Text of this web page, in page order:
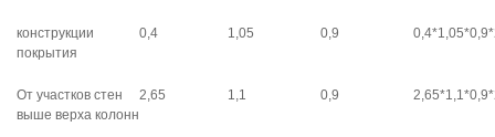
конструкции
покрытия
0,4 1,05 0,9
От участков стен
выше верха колонн
2,65 1,1 0,9